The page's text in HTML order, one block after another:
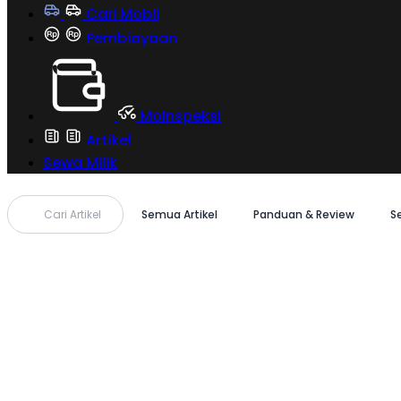
Cari Mobil
Pembiayaan
MoInspeksi
Artikel
Sewa Milik
Cari Artikel Semua Artikel Panduan & Review